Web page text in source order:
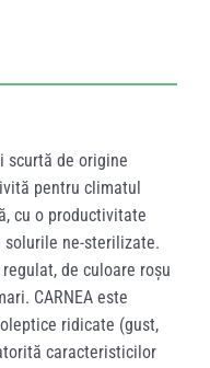
scurtă de origine
pentru climatul
cu o productivitate
ne-sterilizate.
de culoare roșu
CARNEA este
ridicate (gust,
caracteristicilor